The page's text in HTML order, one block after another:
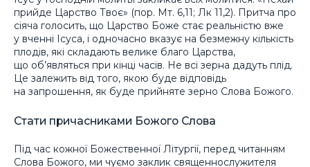
прийде Царство Твоє» (пор. Мт. 6,11; Лк 11,2). Притча про
сіяча голосить, що Царство Боже стає реальністю вже
у вченні Ісуса, і одночасно вказує на безмежну кількість
плодів, які складають велике благо Царства,
що об’являться при кінці часів. Не всі зерна дадуть плід.
Це залежить від того, якою буде відповідь
на запрошення, як буде прийняте зерно Слова Божого.
Стати причасниками Божого Слова
Під час кожної Божественної Літургії, перед читанням
Слова Божого, ми чуємо заклик священнослужителя